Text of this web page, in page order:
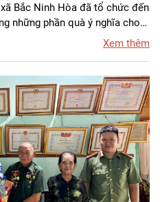
Bắc Ninh Hòa đã tổ chức đến
những phần quà ý nghĩa cho
dân trên địa bàn xã.Xem thêm